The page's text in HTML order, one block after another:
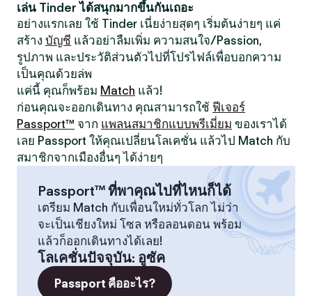
เล่น Tinder ได้สนุกมากขึ้นกันเถอะ
อย่างแรกเลย ใช้ Tinder เนี่ยง่ายสุดๆ เริ่มต้นง่ายๆ แค่
สร้าง บัญชี แล้วอย่าลืมเพิ่ม ความสนใจ/Passion,
รูปภาพ และประวัติส่วนตัวไปที่โปรไฟล์เพื่อบอกความ
เป็นคุณด้วยล่พ
แค่นี้ คุณก็พร้อม Match แล้ว!
ก่อนคุณจะออกเดินทาง คุณสามารถใช้ ฟีเจอร์
Passport™ จาก แพลนสมาชิกแบบพรีเมี่ยม ของเราได้
เลย Passport ให้คุณเปลี่ยนโลเคชั่น แล้วไป Match กับ
สมาชิกจากเมืองอื่นๆ ได้ง่ายๆ
Passport™ ที่พาคุณไปที่ไหนก็ได้
เตรียม Match กับเพื่อนใหม่ทั่วโลก ไม่ว่า
จะเป็นเชียงใหม่ โซล หรือลอนดอน พร้อม
แล้วก็ออกเดินทางได้เลย!
โลเคชั่นปัจจุบัน: อูซัค
Passport คืออะไร?